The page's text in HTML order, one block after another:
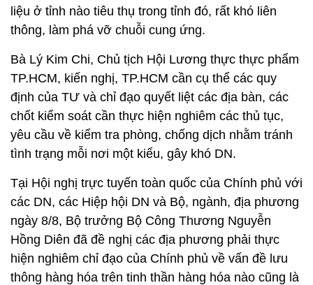
liệu ở tỉnh nào tiêu thụ trong tỉnh đó, rất khó liên
thông, làm phá vỡ chuỗi cung ứng.
Bà Lý Kim Chi, Chủ tịch Hội Lương thực thực phẩm
TP.HCM, kiến nghị, TP.HCM cần cụ thể các quy
định của TƯ và chỉ đạo quyết liệt các địa bàn, các
chốt kiểm soát cần thực hiện nghiêm các thủ tục,
yêu cầu về kiểm tra phòng, chống dịch nhằm tránh
tình trạng mỗi nơi một kiểu, gây khó DN.
Tại Hội nghị trực tuyến toàn quốc của Chính phủ với
các DN, các Hiệp hội DN và Bộ, ngành, địa phương
ngày 8/8, Bộ trưởng Bộ Công Thương Nguyễn
Hồng Diên đã đề nghị các địa phương phải thực
hiện nghiêm chỉ đạo của Chính phủ về vấn đề lưu
thông hàng hóa trên tinh thần hàng hóa nào cũng là